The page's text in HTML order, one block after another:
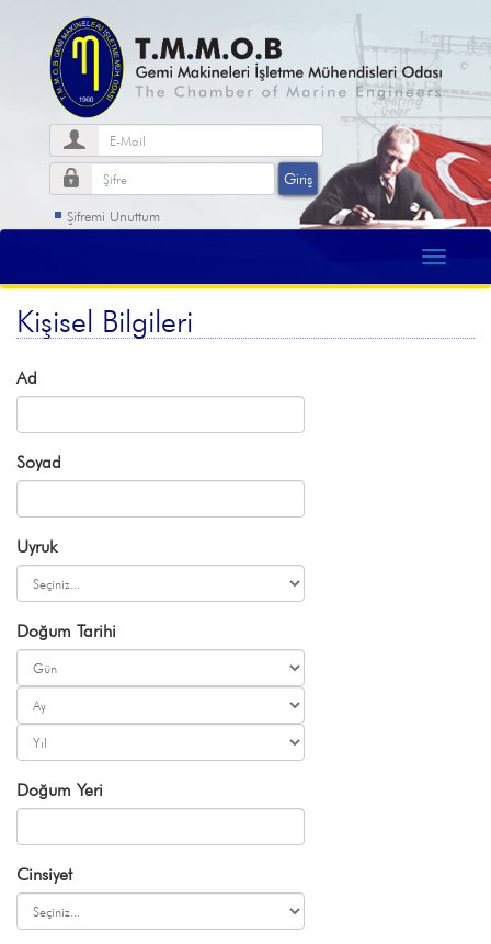
Şifremi Unuttum
Kişisel Bilgileri
Ad
Soyad
Uyruk
Doğum Tarihi
Doğum Yeri
Cinsiyet